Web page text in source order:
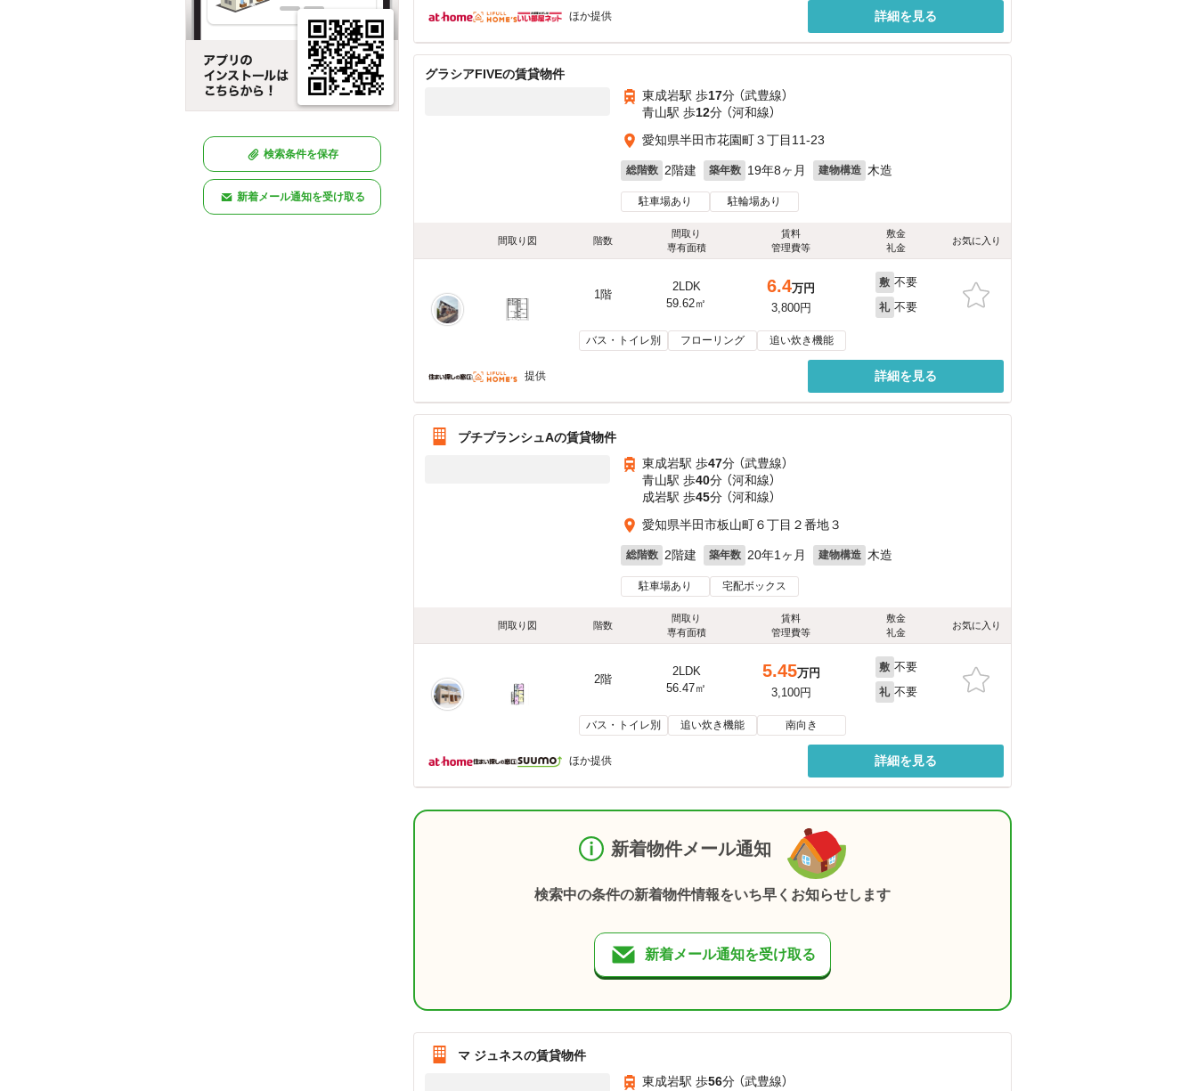
検索条件を保存
新着メール通知を受け取る
ほか提供 詳細を見る
グラシアFIVEの賃貸物件
東成岩駅 歩17分 （武豊線）
青山駅 歩12分 （河和線）
愛知県半田市花園町３丁目11-23
総階数 2階建 築年数 19年8ヶ月 建物構造 木造
駐車場あり 駐輪場あり
間取り図 階数
間取り
専有面積
賃料
管理費等
敷金
礼金
お気に入り
1階
2LDK
59.62㎡
6.4万円
3,800円
敷 不要
礼 不要
バス・トイレ別 フローリング 追い炊き機能
提供 詳細を見る
プチプランシュAの賃貸物件
東成岩駅 歩47分 （武豊線）
青山駅 歩40分 （河和線）
成岩駅 歩45分 （河和線）
愛知県半田市板山町６丁目２番地３
総階数 2階建 築年数 20年1ヶ月 建物構造 木造
駐車場あり 宅配ボックス
間取り図 階数
間取り
専有面積
賃料
管理費等
敷金
礼金
お気に入り
2階
2LDK
56.47㎡
5.45万円
3,100円
敷 不要
礼 不要
バス・トイレ別 追い炊き機能 南向き
ほか提供 詳細を見る
新着物件メール通知
検索中の条件の新着物件情報をいち早くお知らせします
新着メール通知を受け取る
マ ジュネスの賃貸物件
東成岩駅 歩56分 （武豊線）